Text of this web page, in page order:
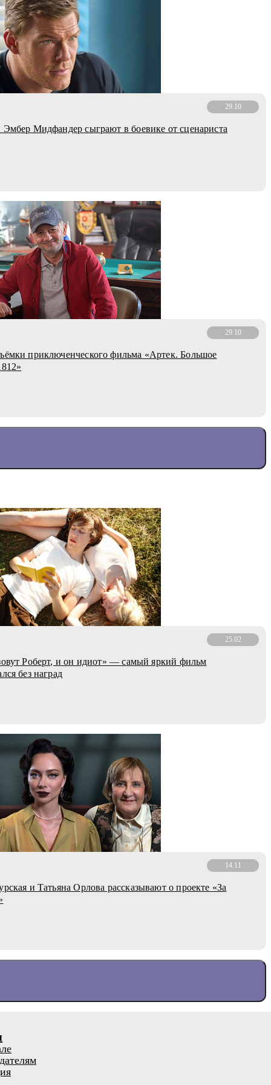
29.10
Мидфандер сыграют в боевике от сценариста
29.10
приключенческого фильма «Артек. Большое
25.02
Роберт, и он идиот» — самый яркий фильм
без наград
14.11
и Татьяна Орлова рассказывают о проекте «За